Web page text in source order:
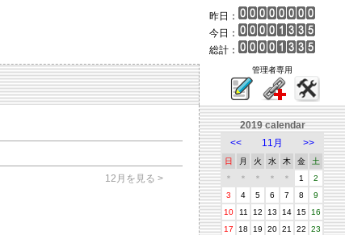
昨日：
今日：
総計：
管理者専用
12月を見る >
2019 calendar
<<
11月 >>
日 月 火 水 木 金
土
＊
＊ ＊ ＊ ＊ 1
2
3
4 5 6 7 8
9
10
11 12 13 14 15
16
17
18 19 20 21 22
23